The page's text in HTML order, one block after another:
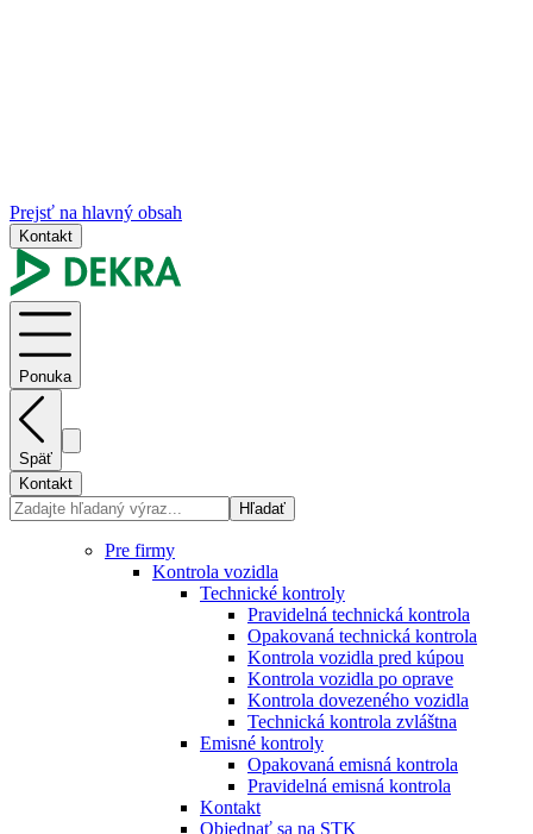
Prejsť na hlavný obsah
Kontakt
Ponuka
Späť
Kontakt
Hľadať
Pre firmy
Kontrola vozidla
Technické kontroly
Pravidelná technická kontrola
Opakovaná technická kontrola
Kontrola vozidla pred kúpou
Kontrola vozidla po oprave
Kontrola dovezeného vozidla
Technická kontrola zvláštna
Emisné kontroly
Opakovaná emisná kontrola
Pravidelná emisná kontrola
Kontakt
Objednať sa na STK